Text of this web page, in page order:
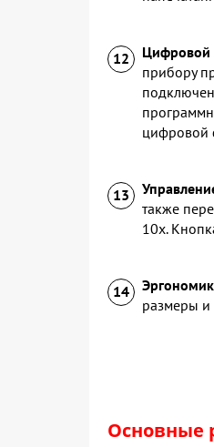
Цифровой
прибору
цифровой
также
10х.
размеры и
Основные